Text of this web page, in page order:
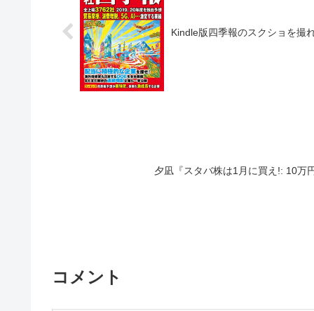
Kindle版四季報のスクショを撮
夕凪『スタバ株は1月に買え!: 10
コメント